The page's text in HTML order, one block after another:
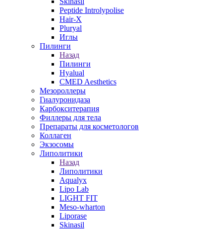
Peptide Introlypolise
Hair-X
Pluryal
Иглы
Пилинги
Назад
Пилинги
Hyalual
CMED Aesthetics
Мезороллеры
Гиалуронидаза
Карбокситерапия
Филлеры для тела
Препараты для косметологов
Коллаген
Экзосомы
Липолитики
Назад
Липолитики
Aqualyx
Lipo Lab
LIGHT FIT
Meso-wharton
Liporase
Skinasil